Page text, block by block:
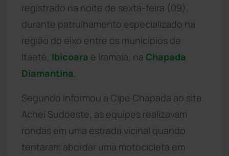
registrado na noite de sexta-feira (09),
durante patrulhamento especializado na
região do eixo entre os municípios de
Itaeté, Ibicoara e Iramaia, na Chapada
Diamantina
Segundo informou a Cipe Chapada ao site
Achei Sudoeste, as equipes realizavam
rondas em uma estrada vicinal quando
tentaram abordar uma motocicleta em